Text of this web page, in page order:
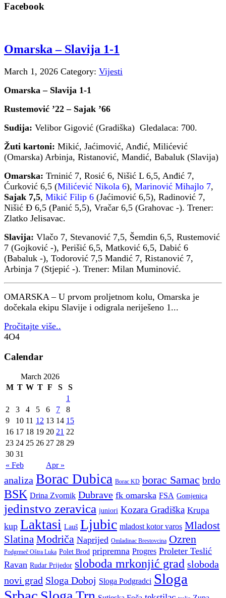
Facebook
Omarska – Slavija 1-1
March 1, 2026 Category: Vijesti
Omarska – Slavija 1-1
Rustemović ’22 – Sajak ’66
Sudija: Velibor Gigović (Gradiška) Gledalaca: 700.
Žuti kartoni: Mikić, Jaćimović, Anđić, Milićević
(Omarska) Arbinja, Ristanović, Mandić, Babaluk (Slavija)
Omarska: Trninić 7, Rosić 6, Nišić L 6,5, Anđić 7,
Ćurković 6,5 (Milićević Nikola 6), Marinović Mihajlo 7,
Sajak 7,5, Mikić Filip 6 (Jaćimović 6,5), Radinović 7,
Nišić Đ 6,5 (Panić 5,5), Vračar 6,5 (Grahovac -). Trener:
Zlatko Jelisavac.
Slavija: Vlačo 7, Stevanović 7,5, Šemdin 6,5, Rustemović
7 (Gojković -), Perišić 6,5, Matković 6,5, Dabić 6
(Babaluk -), Todorović 7,5 Mandić 7, Ristanović 7,
Arbinja 7 (Stjepić -). Trener: Milan Muminović.
OMARSKA – U prvom proljetnom kolu, Omarska je
dočekala ekipu Slavije i odigrala neriješeno 1...
Pročitajte više..
4O4
Calendar
March 2026
M T W T F S S
« Feb Apr »
1
2
3 4 5 6 7
8
9
10 11 12 13 14 15
16 17 18 19 20 21 22
23 24 25 26 27 28 29
30 31
analiza Borac Dubica Borac KD borac Samac brdo
BSK Drina Zvornik Dubrave fk omarska FSA Gomjenica
jedinstvo zeravica juniori Kozara Gradiška Krupa
kup Laktasi Lauš Ljubic mladost kotor varos Mladost
Slatina Modriča Naprijed Omladinac Brestovcina Ozren
Podgrmeč Oštra Luka Polet Brod pripremna Progres Proleter Teslić
Ravan Rudar Prijedor sloboda mrkonjić grad sloboda
novi grad Sloga Doboj Sloga Podgradci Sloga